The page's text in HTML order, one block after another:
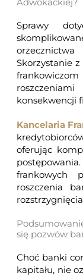
Adwokackiej?
Sprawy
Skorzystanie
konsekwencji
Kancelaria
oferując
frankowych
roszczenia
się pozwów
Choć banki
kapitału, nie